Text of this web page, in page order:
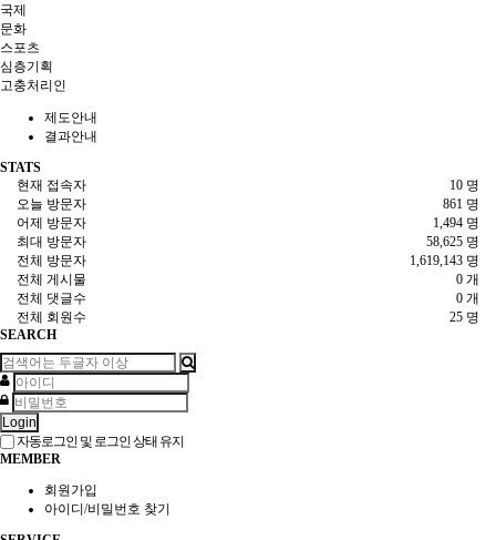
국제
문화
스포츠
심층기획
고충처리인
제도안내
결과안내
STATS
10 명
현재 접속자
861 명
오늘 방문자
1,494 명
어제 방문자
58,625 명
최대 방문자
1,619,143 명
전체 방문자
0 개
전체 게시물
0 개
전체 댓글수
25 명
전체 회원수
SEARCH
Login
자동로그인 및 로그인 상태 유지
MEMBER
회원가입
아이디/비밀번호 찾기